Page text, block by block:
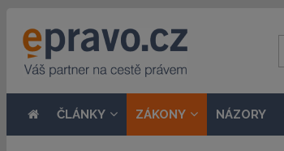
ČLÁNKY ZÁKONY NÁZORY